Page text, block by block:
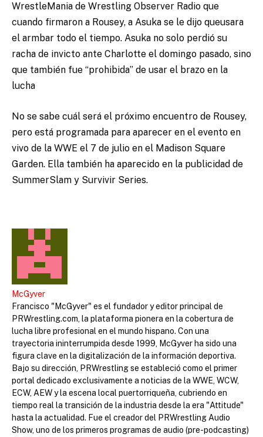
WrestleMania de Wrestling Observer Radio que
cuando firmaron a Rousey, a Asuka se le dijo queusara
el armbar todo el tiempo. Asuka no solo perdió su
racha de invicto ante Charlotte el domingo pasado, sino
que también fue “prohibida” de usar el brazo en la
lucha
No se sabe cuál será el próximo encuentro de Rousey,
pero está programada para aparecer en el evento en
vivo de la WWE el 7 de julio en el Madison Square
Garden. Ella también ha aparecido en la publicidad de
SummerSlam y Survivir Series.
McGyver
Francisco "McGyver" es el fundador y editor principal de
PRWrestling.com, la plataforma pionera en la cobertura de
lucha libre profesional en el mundo hispano. Con una
trayectoria ininterrumpida desde 1999, McGyver ha sido una
figura clave en la digitalización de la información deportiva.
Bajo su dirección, PRWrestling se estableció como el primer
portal dedicado exclusivamente a noticias de la WWE, WCW,
ECW, AEW y la escena local puertorriqueña, cubriendo en
tiempo real la transición de la industria desde la era "Attitude"
hasta la actualidad. Fue el creador del PRWrestling Audio
Show, uno de los primeros programas de audio (pre-podcasting)